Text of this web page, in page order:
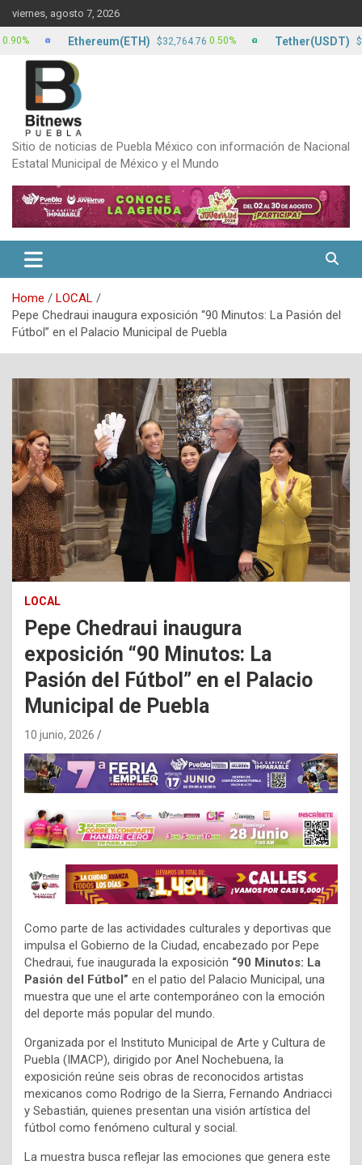
Skip
to
content
viernes, agosto 7, 2026
Sitio de noticias de Puebla México con información de Nacional
Estatal Municipal de México y el Mundo
Home
LOCAL
Pepe Chedraui inaugura exposición “90 Minutos: La Pasión del
Fútbol” en el Palacio Municipal de Puebla
LOCAL
Pepe Chedraui inaugura
exposición “90 Minutos: La
Pasión del Fútbol” en el Palacio
Municipal de Puebla
10 junio, 2026
Como parte de las actividades culturales y deportivas que
impulsa el Gobierno de la Ciudad, encabezado por Pepe
Chedraui, fue inaugurada la exposición “90 Minutos: La
Pasión del Fútbol” en el patio del Palacio Municipal, una
muestra que une el arte contemporáneo con la emoción
del deporte más popular del mundo.
Organizada por el Instituto Municipal de Arte y Cultura de
Puebla (IMACP), dirigido por Anel Nochebuena, la
exposición reúne seis obras de reconocidos artistas
mexicanos como Rodrigo de la Sierra, Fernando Andriacci
y Sebastián, quienes presentan una visión artística del
fútbol como fenómeno cultural y social.
La muestra busca reflejar las emociones que genera este
Ethereum(ETH) $32,764.76 0.50% Tether(USDT) $17.13